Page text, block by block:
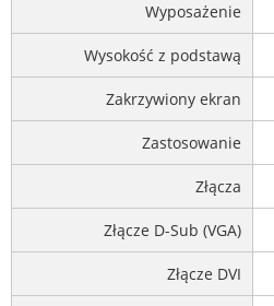
Wyposażenie
Wysokość z podstawą
Zakrzywiony ekran
Zastosowanie
Złącza
Złącze D-Sub (VGA)
Złącze DVI